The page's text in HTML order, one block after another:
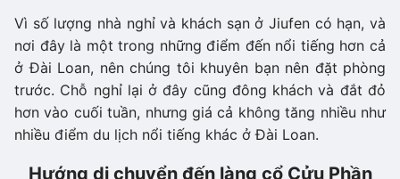
Vì số lượng nhà nghỉ và khách sạn ở Jiufen có hạn, và
nơi đây là một trong những điểm đến nổi tiếng hơn cả
ở Đài Loan, nên chúng tôi khuyên bạn nên đặt phòng
trước. Chỗ nghỉ lại ở đây cũng đông khách và đắt đỏ
hơn vào cuối tuần, nhưng giá cả không tăng nhiều như
nhiều điểm du lịch nổi tiếng khác ở Đài Loan.
Hướng di chuyển đến làng cổ Cửu Phần